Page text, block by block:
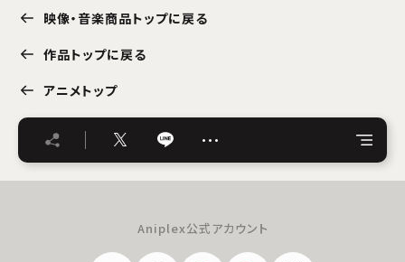
映像・音楽商品トップに戻る
作品トップに戻る
アニメトップ
…
Aniplex公式アカウント